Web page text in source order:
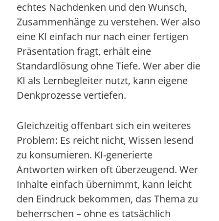
echtes Nachdenken und den Wunsch,
Zusammenhänge zu verstehen. Wer also
eine KI einfach nur nach einer fertigen
Präsentation fragt, erhält eine
Standardlösung ohne Tiefe. Wer aber die
KI als Lernbegleiter nutzt, kann eigene
Denkprozesse vertiefen.
Gleichzeitig offenbart sich ein weiteres
Problem: Es reicht nicht, Wissen lesend
zu konsumieren. KI-generierte
Antworten wirken oft überzeugend. Wer
Inhalte einfach übernimmt, kann leicht
den Eindruck bekommen, das Thema zu
beherrschen – ohne es tatsächlich